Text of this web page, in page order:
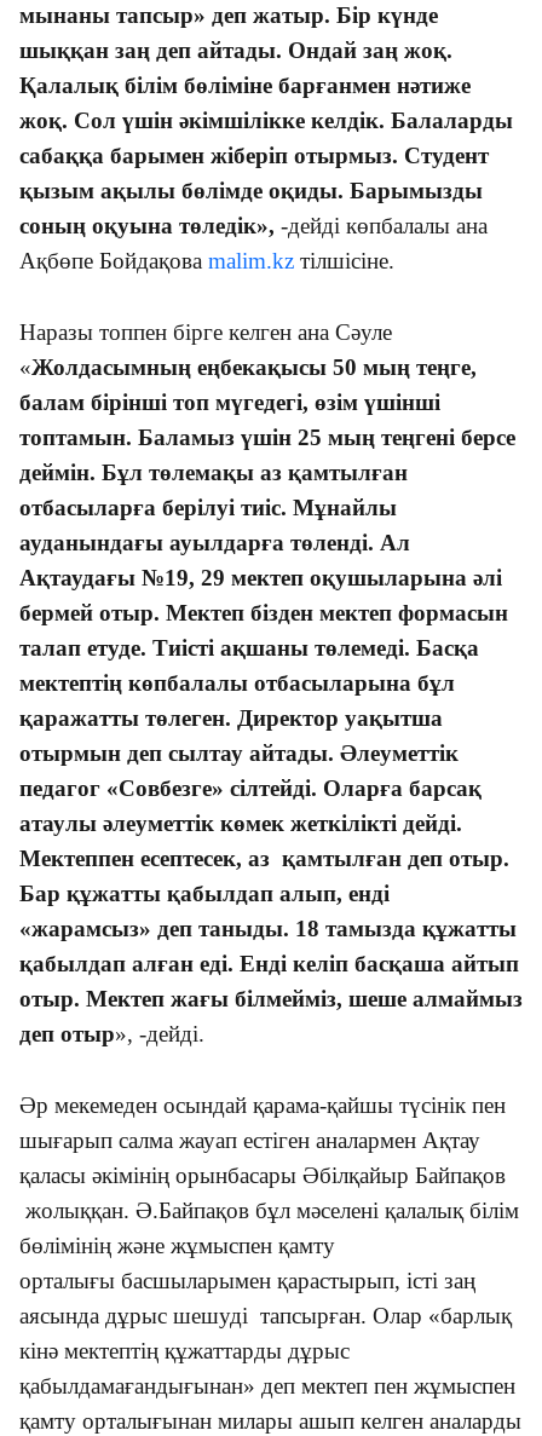
мынаны тапсыр» деп жатыр. Бір күнде
шыққан заң деп айтады. Ондай заң жоқ.
Қалалық білім бөліміне барғанмен нәтиже
жоқ. Сол үшін әкімшілікке келдік. Балаларды
сабаққа барымен жіберіп отырмыз. Студент
қызым ақылы бөлімде оқиды. Барымызды
соның оқуына төледік», -дейді көпбалалы ана
Ақбөпе Бойдақова malim.kz тілшісіне.
Наразы топпен бірге келген ана Сәуле
«Жолдасымның еңбекақысы 50 мың теңге,
балам бірінші топ мүгедегі, өзім үшінші
топтамын. Баламыз үшін 25 мың теңгені берсе
деймін. Бұл төлемақы аз қамтылған
отбасыларға берілуі тиіс. Мұнайлы
ауданындағы ауылдарға төленді. Ал
Ақтаудағы №19, 29 мектеп оқушыларына әлі
бермей отыр. Мектеп бізден мектеп формасын
талап етуде. Тиісті ақшаны төлемеді. Басқа
мектептің көпбалалы отбасыларына бұл
қаражатты төлеген. Директор уақытша
отырмын деп сылтау айтады. Әлеуметтік
педагог «Совбезге» сілтейді. Оларға барсақ
атаулы әлеуметтік көмек жеткілікті дейді.
Мектеппен есептесек, аз қамтылған деп отыр.
Бар құжатты қабылдап алып, енді
«жарамсыз» деп таныды. 18 тамызда құжатты
қабылдап алған еді. Енді келіп басқаша айтып
отыр. Мектеп жағы білмейміз, шеше алмаймыз
деп отыр», -дейді.
Әр мекемеден осындай қарама-қайшы түсінік пен
шығарып салма жауап естіген аналармен Ақтау
қаласы әкімінің орынбасары Әбілқайыр Байпақов
жолыққан. Ә.Байпақов бұл мәселені қалалық білім
бөлімінің және жұмыспен қамту
орталығы басшыларымен қарастырып, істі заң
аясында дұрыс шешуді тапсырған. Олар «барлық
кінә мектептің құжаттарды дұрыс
қабылдамағандығынан» деп мектеп пен жұмыспен
қамту орталығынан милары ашып келген аналарды